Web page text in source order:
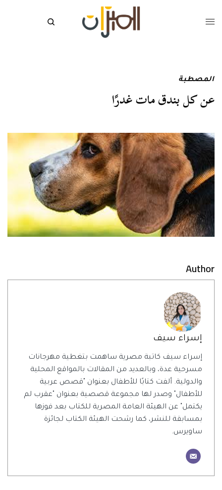
المصطبة
عن كل بندق مات غدرًا
Author
إسراء سيف
إسراء سيف كاتبة مصرية ساهمت بتغطية مهرجانات
مسرحية عدة، وبالعديد من المقالات بالمواقع المحلية
والدولية. ألفت كتابًا للأطفال بعنوان "قصص عربية
للأطفال" وصدر لها مجموعة قصصية بعنوان "عقرب لم
يكتمل" عن الهيئة العامة المصرية للكتاب بعد فوزها
بمسابقة للنشر، كما رشحت الهيئة الكتاب لجائزة
ساويرس.